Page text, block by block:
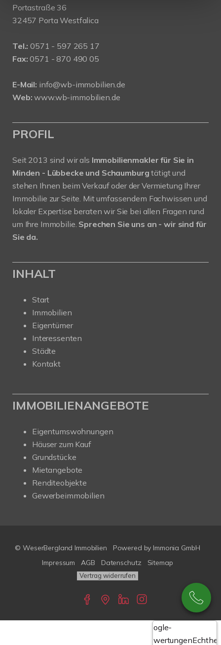
Portastraße 36
32457 Porta Westfalica
Tel.: 0571 - 597 265 17
Fax: 0571 - 870 490 05
E-Mail: info@wb-immobilien.de
Web: www.wb-immobilien.de
PROFIL
Seit 2013 sind wir als Immobilienmakler für Sie in
Minden - Lübbecke und Schaumburgtätigt und
stehen Ihnen beim Verkauf oder der Vermietung Ihrer
Immobilie zur Seite. Mit umfassendem Fachwissen und
lokaler Expertise beraten wir Sie bei allen Fragen rund
um Ihre Immobilie. Sprechen Sie uns an - wir sind für
Sie da.
INHALT
Start
Immobilien
Eigentümer
Interessenten
Städte
Kontakt
IMMOBILIENANGEBOTE
Eigentumswohnungen
Häuser zum Kauf
Grundstücke
Mietangebote
Renditeobjekte
Gewerbeimmobilien
© WeserBergland Immobilien Powered by Immonia GmbH
Impressum
AGB Datenschutz Sitemap
Vertrag widerrufen
Google-
Bewertungen